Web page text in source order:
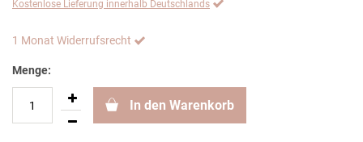
Kostenlose Lieferung innerhalb Deutschlands
1 Monat Widerrufsrecht
Menge:
In den Warenkorb